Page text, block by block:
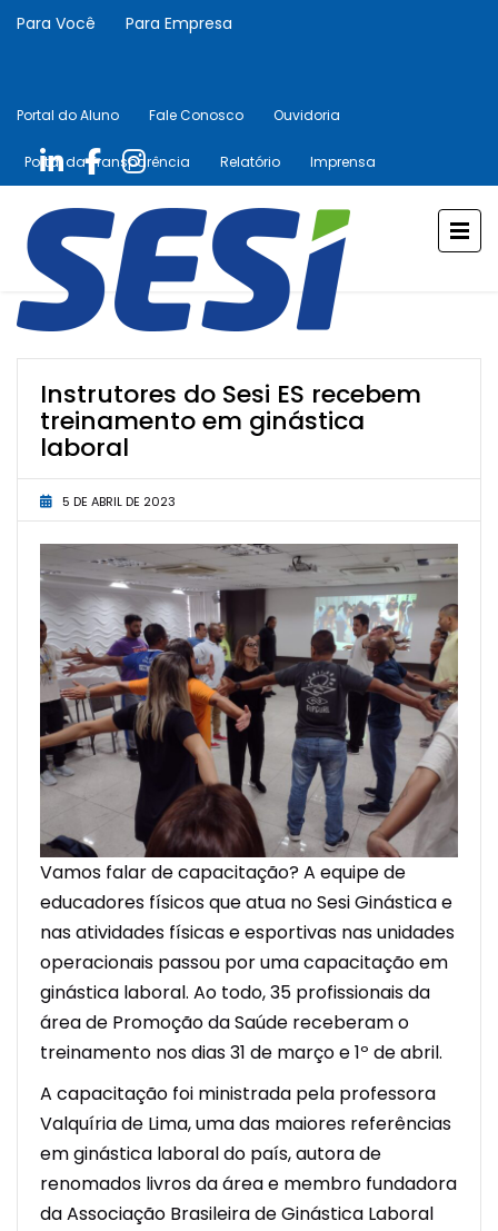
Para Você Para Empresa
Portal do Aluno Fale Conosco Ouvidoria
Portal da Transparência Relatório Imprensa
Instrutores do Sesi ES recebem
treinamento em ginástica
laboral
5 DE ABRIL DE 2023
Vamos falar de capacitação? A equipe de
educadores físicos que atua no Sesi Ginástica e
nas atividades físicas e esportivas nas unidades
operacionais passou por uma capacitação em
ginástica laboral. Ao todo, 35 profissionais da
área de Promoção da Saúde receberam o
treinamento nos dias 31 de março e 1º de abril.
A capacitação foi ministrada pela professora
Valquíria de Lima, uma das maiores referências
em ginástica laboral do país, autora de
renomados livros da área e membro fundadora
da Associação Brasileira de Ginástica Laboral